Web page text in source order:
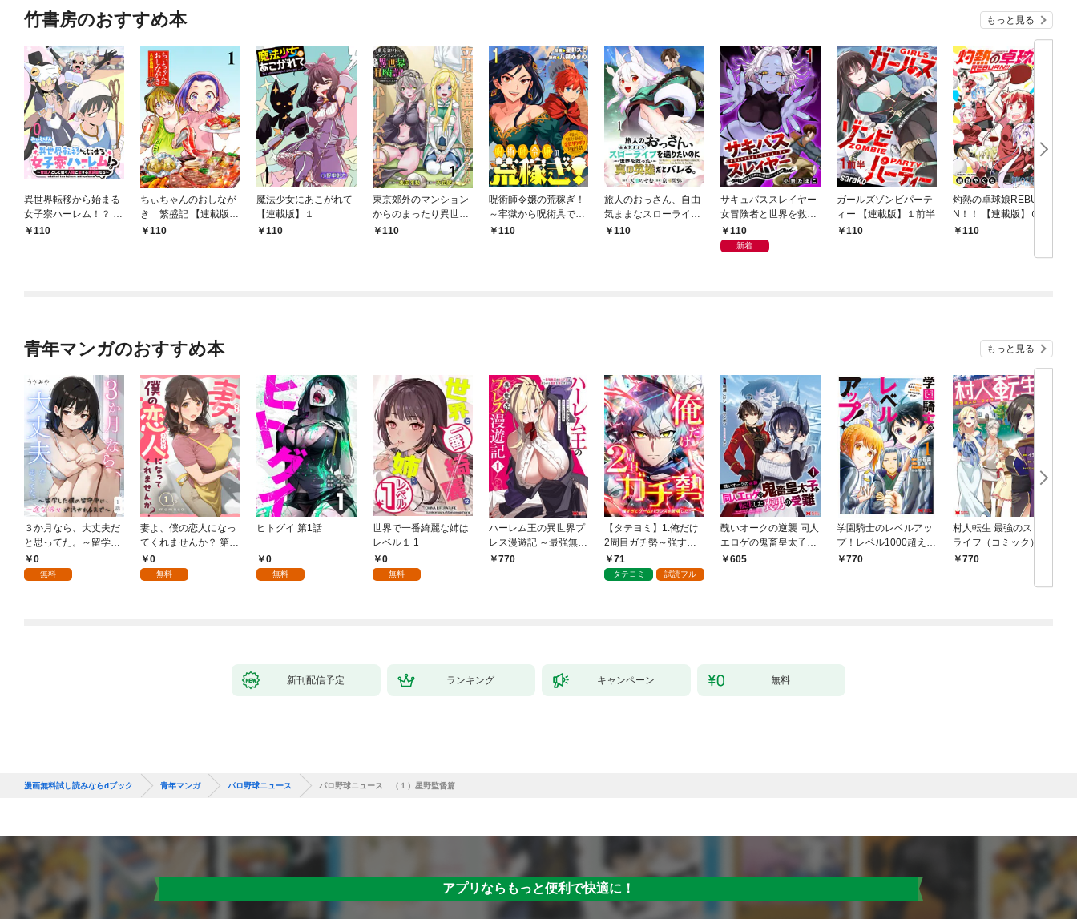
竹書房のおすすめ本 もっと見る
異世界転移から始まる
女子寮ハーレム！？ ～
管理人として働く人間
110
ちぃちゃんのおしなが
き 繁盛記 【連載版】
１110
魔法少女にあこがれて
【連載版】１
110
東京郊外のマンション
からのまったり異世界
冒険記 ～僕の部屋が
110
呪術師令嬢の荒稼ぎ！
～牢獄から呪術具で掴
み取る金貨ザクザク宮
110
旅人のおっさん、自由
気ままなスローライフ
を送りたいのに世界を
110
サキュバススレイヤー
女冒険者と世界を救う
終末のハーレム部隊
【連載版】１
110
新着
ガールズゾンビパーテ
ィー 【連載版】１前半
110
灼熱の卓球娘REBUR
N！！ 【連載版】０－
①110
青年マンガのおすすめ本 もっと見る
３か月なら、大丈夫だ
と思ってた。～留学し
た僕の留守中に、一途
な彼女が汚されるまで
0
無料
妻よ、僕の恋人になっ
てくれませんか？ 第1
話0
無料
ヒトグイ 第1話
0
無料
世界で一番綺麗な姉は
レベル１ 1
0
無料
ハーレム王の異世界プ
レス漫遊記 ～最強無双
のおじさんはあらゆる
770
【タテヨミ】1.俺だけ
2周目ガチ勢～強すぎ
てゲームバランスを破
壊した～
71
タテヨミ 試読フル
醜いオークの逆襲 同人
エロゲの鬼畜皇太子に
転生した喪男の受難
605
学園騎士のレベルアッ
プ！レベル1000超えの
転生者、落ちこぼれク
770
村人転生 最強のスロー
ライフ（コミック） 1
770
新刊配信予定 ランキング キャンペーン 無料
漫画無料試し読みならdブック 青年マンガ パロ野球ニュース パロ野球ニュース （１）星野監督篇
アプリならもっと便利で快適に！